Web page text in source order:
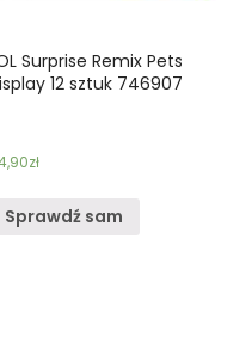
Surprise Remix Pets
12 sztuk 746907
zł
Sprawdź sam